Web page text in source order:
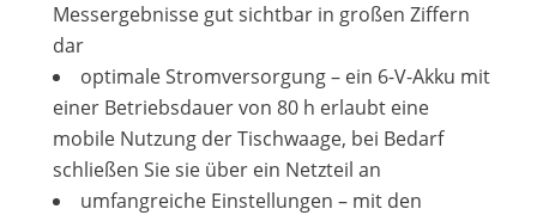
Messergebnisse gut sichtbar in großen Ziffern
dar
optimale Stromversorgung – ein 6-V-Akku mit
einer Betriebsdauer von 80 h erlaubt eine
mobile Nutzung der Tischwaage, bei Bedarf
schließen Sie sie über ein Netzteil an
umfangreiche Einstellungen – mit den